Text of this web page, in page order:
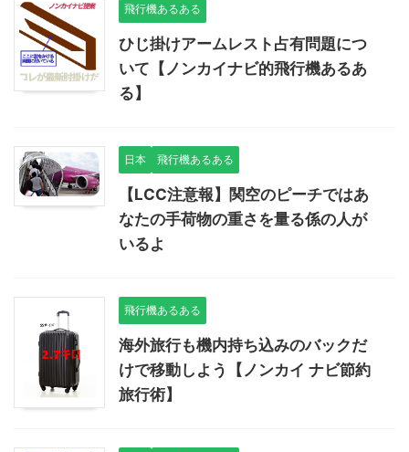
飛行機あるある
ひじ掛けアームレスト占有問題につ
いて【ノンカイナビ的飛行機あるあ
る】
日本 飛行機あるある
【LCC注意報】関空のピーチではあ
なたの手荷物の重さを量る係の人が
いるよ
飛行機あるある
海外旅行も機内持ち込みのバックだ
けで移動しよう【ノンカイ ナビ節約
旅行術】